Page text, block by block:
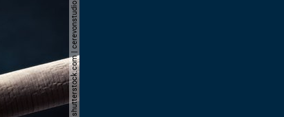
© shutterstock.com | cerevonstudio